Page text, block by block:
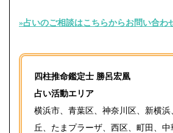
»占いのご相談はこちらからお問い合わ
四柱推命鑑定士 勝呂宏凰
占い活動エリア
横浜市、青葉区、神奈川区、新横浜
丘、たまプラーザ、西区、町田、中